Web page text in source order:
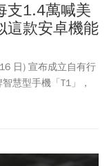
支1.4萬喊美
這款安卓機能
日) 宣布成立自有行
慧型手機「T1」，
新聞稿強調該手機